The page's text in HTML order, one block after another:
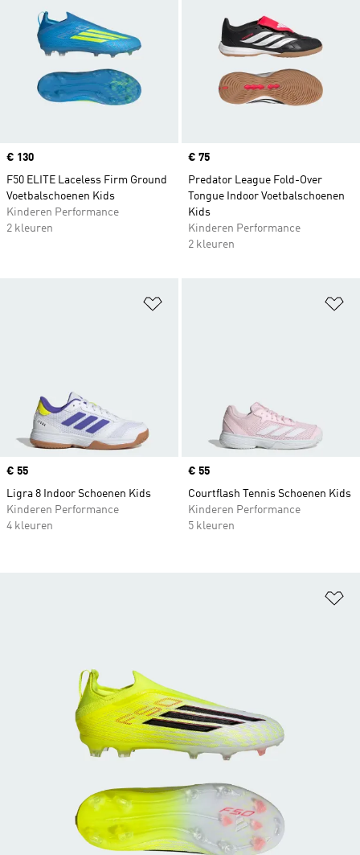
Price
€ 130
F50 ELITE Laceless Firm Ground
Voetbalschoenen Kids
Kinderen Performance
2 kleuren
Price
€ 75
Predator League Fold-Over
Tongue Indoor Voetbalschoenen
Kids
Kinderen Performance
2 kleuren
Price
€ 55
Ligra 8 Indoor Schoenen Kids
Kinderen Performance
4 kleuren
Price
€ 55
Courtflash Tennis Schoenen Kids
Kinderen Performance
5 kleuren